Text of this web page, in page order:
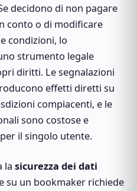
decidono di non pagare
conto o di modificare
condizioni, lo
strumento legale
diritti. Le segnalazioni
effetti diretti su
compiacenti, e le
sono costose e
il singolo utente.
la sicurezza dei dati
su un bookmaker richiede